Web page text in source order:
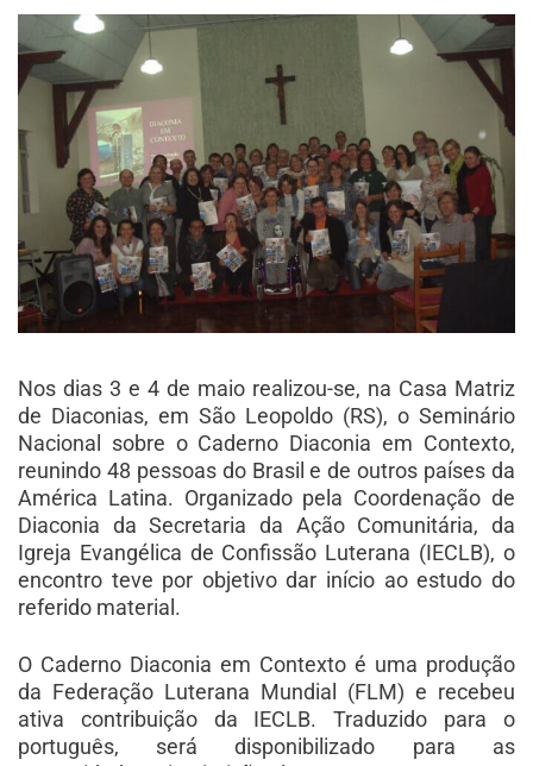
Nos dias 3 e 4 de maio realizou-se, na Casa Matriz
de Diaconias, em São Leopoldo (RS), o Seminário
Nacional sobre o Caderno Diaconia em Contexto,
reunindo 48 pessoas do Brasil e de outros países da
América Latina. Organizado pela Coordenação de
Diaconia da Secretaria da Ação Comunitária, da
Igreja Evangélica de Confissão Luterana (IECLB), o
encontro teve por objetivo dar início ao estudo do
referido material.
O Caderno Diaconia em Contexto é uma produção
da Federação Luterana Mundial (FLM) e recebeu
ativa contribuição da IECLB. Traduzido para o
português, será disponibilizado para as